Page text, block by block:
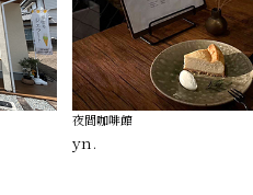
夜間咖啡館
yn.